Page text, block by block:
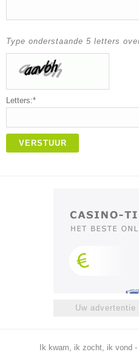
Type onderstaande 5 letters
Letters:*
VERSTUUR
Uw
Ik kwam, ik zocht, ik vond